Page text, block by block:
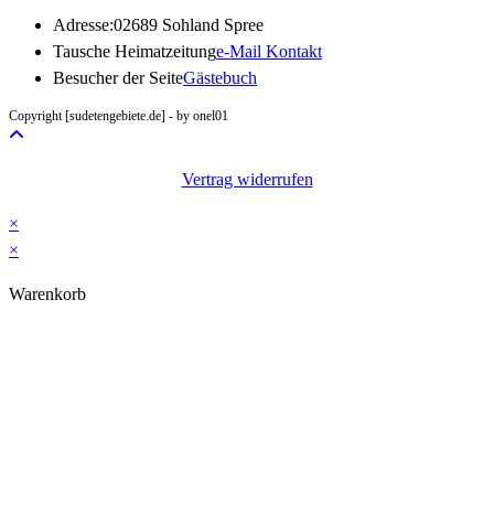
Adresse:02689 Sohland Spree
Tausche Heimatzeitunge-Mail KontaktOpens
Besucher der SeiteGästebuch
Copyright [sudetengebiete.de] - by onel01
Vertrag widerrufen
×
×
Warenkorb